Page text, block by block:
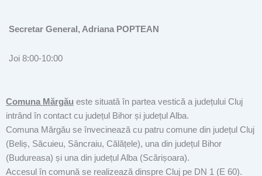
Secretar General, Adriana POPTEAN
Joi 8:00-10:00
Comuna Mărgău este situată în partea vestică a județului Cluj
intrând în contact cu județul Bihor și județul Alba.
Comuna Mărgău se învecinează cu patru comune din județul Cluj
(Beliș, Săcuieu, Sâncraiu, Călățele), una din județul Bihor
(Budureasa) și una din județul Alba (Scărișoara).
Accesul în comună se realizează dinspre Cluj pe DN 1 (E 60).